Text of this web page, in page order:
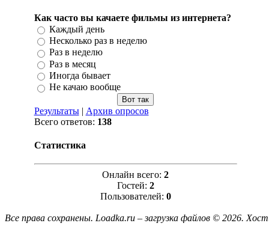
Как часто вы качаете фильмы из интернета?
Каждый день
Несколько раз в неделю
Раз в неделю
Раз в месяц
Иногда бывает
Не качаю вообще
Результаты| Архив опросов
Всего ответов: 138
Статистика
Онлайн всего: 2
Гостей: 2
Пользователей: 0
Все права сохранены. Loadka.ru – загрузка файлов © 2026.